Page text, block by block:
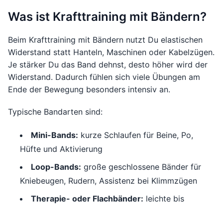
Was ist Krafttraining mit Bändern?
Beim Krafttraining mit Bändern nutzt Du elastischen
Widerstand statt Hanteln, Maschinen oder Kabelzügen.
Je stärker Du das Band dehnst, desto höher wird der
Widerstand. Dadurch fühlen sich viele Übungen am
Ende der Bewegung besonders intensiv an.
Typische Bandarten sind:
Mini-Bands: kurze Schlaufen für Beine, Po,
Hüfte und Aktivierung
Loop-Bands: große geschlossene Bänder für
Kniebeugen, Rudern, Assistenz bei Klimmzügen
Therapie- oder Flachbänder: leichte bis